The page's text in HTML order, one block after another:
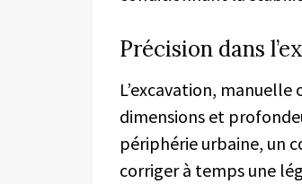
Précision dans
L’excavation,
dimensions et
périphérie urbaine, un
corriger à temps une